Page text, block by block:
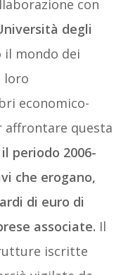
con
degli
il mondo dei
loro
economico-
questa
periodo 2006-
che erogano,
di euro di
associate. Il
iscritte